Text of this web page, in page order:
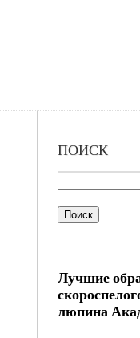
ПОИСК
Лучшие
люпина